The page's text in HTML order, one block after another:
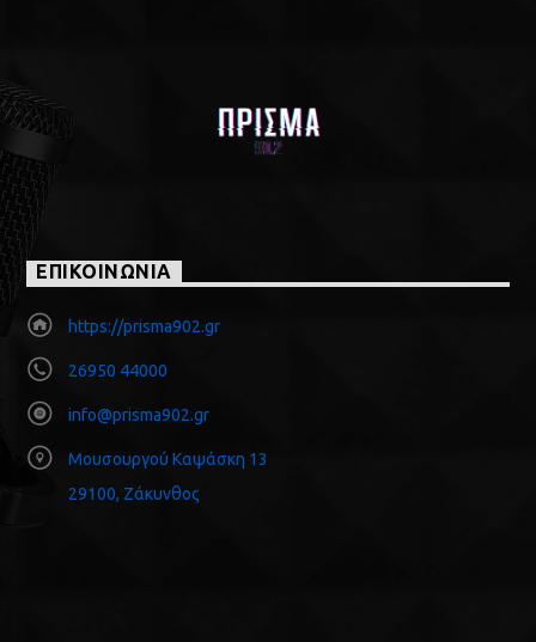
ΕΠΙΚΟΙΝΩΝΙΑ
https://prisma902.gr
26950 44000
info@prisma902.gr
Μουσουργού Καψάσκη 13
29100, Ζάκυνθος